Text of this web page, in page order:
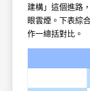
建構」這個進路
眼雲煙。下表綜
作一總括對比。